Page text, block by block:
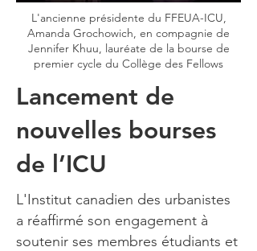
L'ancienne présidente du FFEUA-ICU,
Amanda Grochowich, en compagnie de
Jennifer Khuu, lauréate de la bourse de
premier cycle du Collège des Fellows
Lancement de
nouvelles bourses
de l’ICU
L'Institut canadien des urbanistes
a réaffirmé son engagement à
soutenir ses membres étudiants et